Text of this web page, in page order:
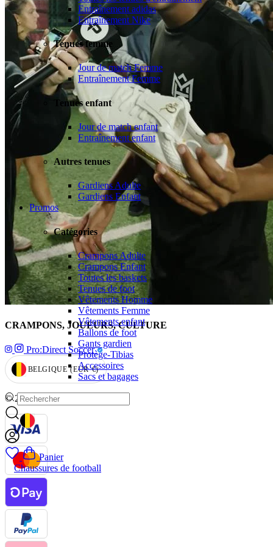
Entraînement adidas
Entraînement Nike
Tenues femme
Jour de match Femme
Entraînement Femme
Tenues enfant
Jour de match enfant
Entraînement enfant
Autres tenues
Gardiens Adulte
Gardiens Enfant
Promos
Catégories
Crampons Adulte
Crampons Enfant
Toutes les baskets
Tenues de foot
Vêtements Homme
Vêtements Femme
Vêtements enfant
Ballons de foot
Gants gardien
Protège-Tibias
Accessoires
Sacs et bagages
GEOLOCATION BUTTON: BELGIQUE
Panier
Chaussures de football
CRAMPONS, JOUEURS, CULTURE
Pro:Direct Soccer
GEOLOCATION BUTTON: BELGIQUE, EUR, €
BELGIQUE (EUR €)
© 2026,Pro:Direct Sport EU